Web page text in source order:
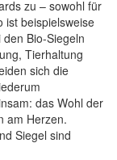
zu – sowohl für
ist beispielsweise
Bio-Siegeln
Tierhaltung
sich die
das Wohl der
am Herzen.
Siegel sind